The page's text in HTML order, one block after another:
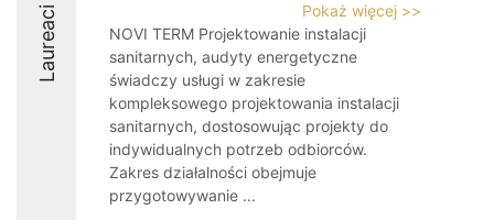
Laureaci
Pokaż więcej >>
NOVI TERM Projektowanie instalacji
sanitarnych, audyty energetyczne
świadczy usługi w zakresie
kompleksowego projektowania instalacji
sanitarnych, dostosowując projekty do
indywidualnych potrzeb odbiorców.
Zakres działalności obejmuje
przygotowywanie ...